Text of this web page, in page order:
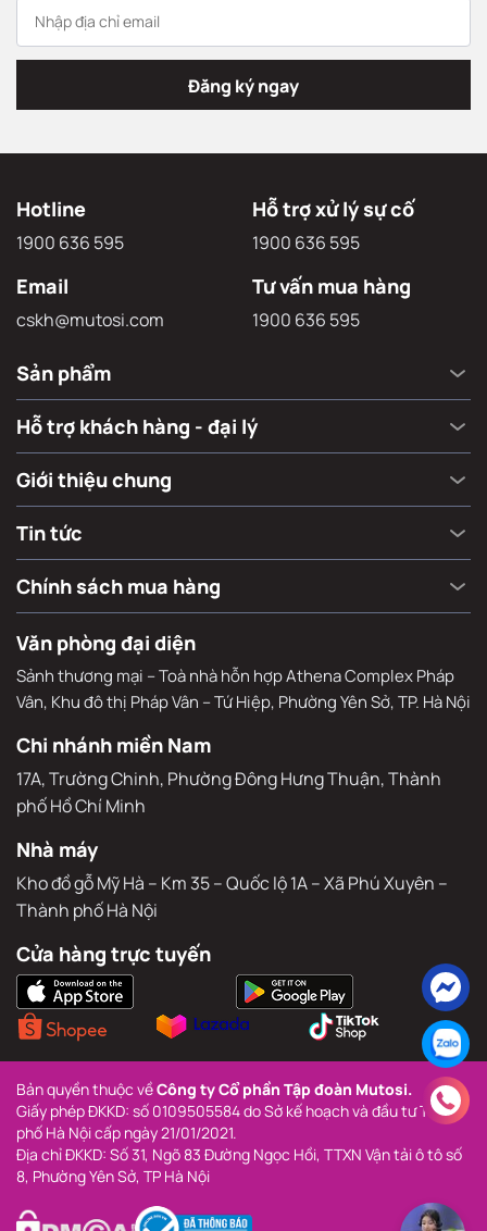
Đăng ký ngay
Hotline
1900 636 595
Hỗ trợ xử lý sự cố
1900 636 595
Email
cskh@mutosi.com
Tư vấn mua hàng
1900 636 595
Sản phẩm
Hỗ trợ khách hàng - đại lý
Giới thiệu chung
Tin tức
Chính sách mua hàng
Văn phòng đại diện
Sảnh thương mại – Toà nhà hỗn hợp Athena Complex Pháp
Vân, Khu đô thị Pháp Vân – Tứ Hiệp, Phường Yên Sở, TP. Hà Nội
Chi nhánh miền Nam
17A, Trường Chinh, Phường Đông Hưng Thuận, Thành
phố Hồ Chí Minh
Nhà máy
Kho đồ gỗ Mỹ Hà – Km 35 – Quốc lộ 1A – Xã Phú Xuyên –
Thành phố Hà Nội
Cửa hàng trực tuyến
Bản quyền thuộc về Công ty Cổ phần Tập đoàn Mutosi.
Giấy phép ĐKKD: số 0109505584 do Sở kế hoạch và đầu tư Thành
phố Hà Nội cấp ngày 21/01/2021.
Địa chỉ ĐKKD: Số 31, Ngõ 83 Đường Ngọc Hồi, TTXN Vận tải ô tô số
8, Phường Yên Sở, TP Hà Nội